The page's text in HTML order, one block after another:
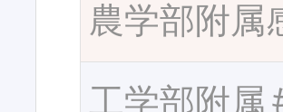
農学部附属
工学部附属